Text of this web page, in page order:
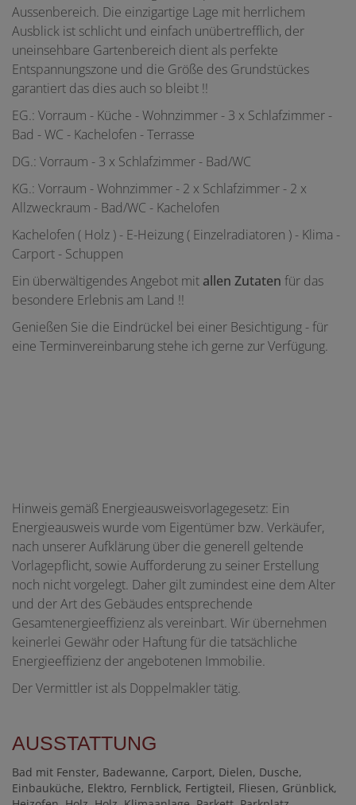
Aussenbereich. Die einzigartige Lage mit herrlichem
Ausblick ist schlicht und einfach unübertrefflich, der
uneinsehbare Gartenbereich dient als perfekte
Entspannungszone und die Größe des Grundstückes
garantiert das dies auch so bleibt !!
EG.: Vorraum - Küche - Wohnzimmer - 3 x Schlafzimmer -
Bad - WC - Kachelofen - Terrasse
DG.: Vorraum - 3 x Schlafzimmer - Bad/WC
KG.: Vorraum - Wohnzimmer - 2 x Schlafzimmer - 2 x
Allzweckraum - Bad/WC - Kachelofen
Kachelofen ( Holz ) - E-Heizung ( Einzelradiatoren ) - Klima -
Carport - Schuppen
Ein überwältigendes Angebot mit allen Zutaten für das
besondere Erlebnis am Land !!
Genießen Sie die Eindrückel bei einer Besichtigung - für
eine Terminvereinbarung stehe ich gerne zur Verfügung.
Hinweis gemäß Energieausweisvorlagegesetz: Ein
Energieausweis wurde vom Eigentümer bzw. Verkäufer,
nach unserer Aufklärung über die generell geltende
Vorlagepflicht, sowie Aufforderung zu seiner Erstellung
noch nicht vorgelegt. Daher gilt zumindest eine dem Alter
und der Art des Gebäudes entsprechende
Gesamtenergieeffizienz als vereinbart. Wir übernehmen
keinerlei Gewähr oder Haftung für die tatsächliche
Energieeffizienz der angebotenen Immobilie.
Der Vermittler ist als Doppelmakler tätig.
AUSSTATTUNG
Bad mit Fenster Badewanne Carport Dielen Dusche
Einbauküche Elektro Fernblick Fertigteil Fliesen Grünblick